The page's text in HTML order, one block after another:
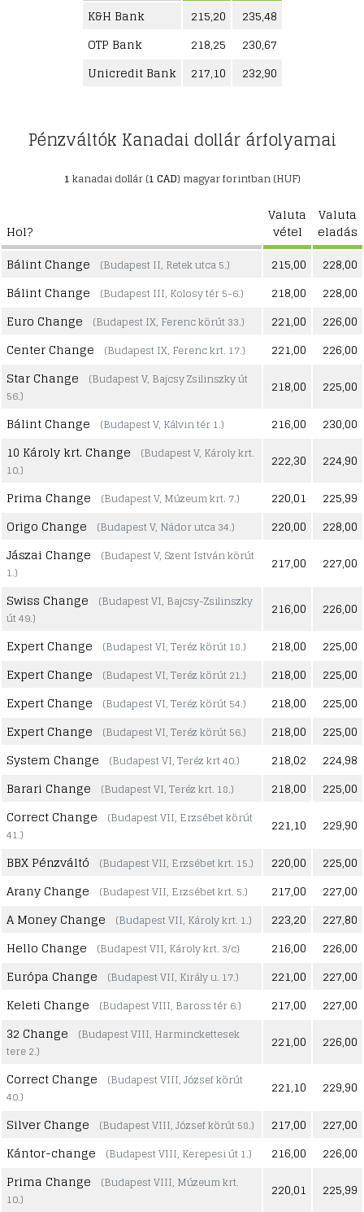
K&H Bank
215,20
235,48
OTP Bank
218,25
230,67
Unicredit Bank
217,10 232,90
Pénzváltók Kanadai dollár árfolyamai
1kanadai dollár (1 CAD) magyar forintban (HUF)
Hol?
Valuta
vétel
Valuta
eladás
Bálint Change
(Budapest II, Retek utca 5.) 215,00
228,00
Bálint Change
(Budapest III, Kolosy tér 5-6.) 218,00
228,00
Euro Change
(Budapest IX, Ferenc körút 33.) 221,00
226,00
Center Change
(Budapest IX, Ferenc krt. 17.) 221,00
226,00
Star Change
(Budapest V, Bajcsy Zsilinszky út
56.)
218,00
225,00
Bálint Change
(Budapest V, Kálvin tér 1.) 216,00
230,00
10 Károly krt. Change
(Budapest V, Károly krt.
10.)
222,30
224,90
Prima Change
(Budapest V, Múzeum krt. 7.) 220,01
225,99
Origo Change
(Budapest V, Nádor utca 34.) 220,00
228,00
Jászai Change
(Budapest V, Szent István körút
1.)
217,00
227,00
Swiss Change
(Budapest VI, Bajcsy-Zsilinszky
út 49.)
216,00
226,00
Expert Change
(Budapest VI, Teréz körút 18.) 218,00
225,00
Expert Change
(Budapest VI, Teréz körút 21.) 218,00
225,00
Expert Change
(Budapest VI, Teréz körút 54.) 218,00
225,00
Expert Change
(Budapest VI, Teréz körút 56.) 218,00
225,00
System Change
(Budapest VI, Teréz krt 40.) 218,02
224,98
Barari Change
(Budapest VI, Teréz krt. 18.) 218,00
225,00
Correct Change
(Budapest VII, Erzsébet körút
41.)
221,10
229,90
BBX Pénzváltó
(Budapest VII, Erzsébet krt. 15.) 220,00
225,00
Arany Change
(Budapest VII, Erzsébet krt. 5.) 217,00
227,00
A Money Change
(Budapest VII, Károly krt. 1.) 223,20
227,80
Hello Change
(Budapest VII, Károly krt. 3/c) 216,00
226,00
Európa Change
(Budapest VII, Király u. 17.) 221,00
227,00
Keleti Change
(Budapest VIII, Baross tér 6.) 217,00
227,00
32 Change
(Budapest VIII, Harminckettesek
tere 2.)
221,00
226,00
Correct Change
(Budapest VIII, József körút
40.)
221,10
229,90
Silver Change
(Budapest VIII, József körút 58.) 217,00
227,00
Kántor-change
(Budapest VIII, Kerepesi út 1.) 216,00
226,00
Prima Change
(Budapest VIII, Múzeum krt.
10.)
220,01
225,99